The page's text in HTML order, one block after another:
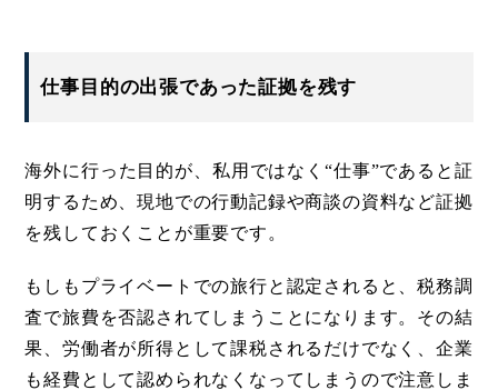
仕事目的の出張であった証拠を残す
海外に行った目的が、私用ではなく“仕事”であると証
明するため、現地での行動記録や商談の資料など証拠
を残しておくことが重要です。
もしもプライベートでの旅行と認定されると、税務調
査で旅費を否認されてしまうことになります。その結
果、労働者が所得として課税されるだけでなく、企業
も経費として認められなくなってしまうので注意しま